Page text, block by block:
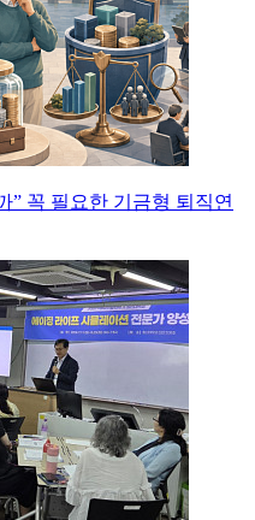
” 꼭 필요한 기금형 퇴직연